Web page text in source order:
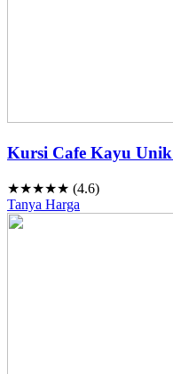
Kursi Cafe Kayu
★★★★★ (4.6)
Tanya Harga